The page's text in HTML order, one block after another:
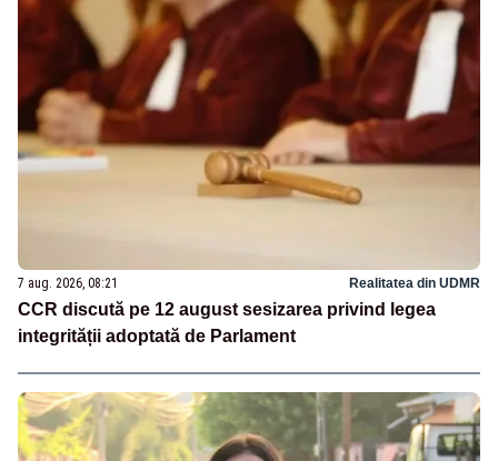
7 aug. 2026, 08:21 Realitatea din UDMR
CCR discută pe 12 august sesizarea privind legea
integrității adoptată de Parlament